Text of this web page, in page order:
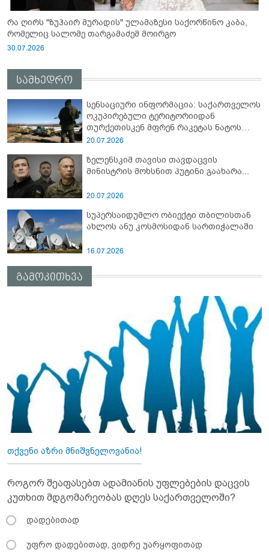
რა ღირს "ზუჰაირ მურადის" ულამაზესი საქორწინო კაბა,
რომელიც სალომე თარგამაძემ მოირგო
30.07.2026
სამხედრო
სენსაციური ინფორმაცია: საქართველოს
ოკუპირებული ტერიტორიიდან
თურქეთისკენ მფრენ რაკეტას ნატოს
სამიტი კინაღამ ჩაუშლია
20.07.2026
ზელენსკიმ თავისი თავდაცვის
მინისტრის მოხსნით პუტინი გაახარა...
20.07.2026
სუპერსაიდუმლო ობიექტი თბილისთან
ახლოს ანუ კოსმოსიდან სართიჭალაში
16.07.2026
გამოკითხვა
თქვენი აზრი მნიშვნელოვანია!
როგორ შეაფასებთ ადამიანის უფლებების დაცვის
კუთხით მდგომარეობას დღეს საქართველოში?
დადებითად
უფრო დადებითად, ვიდრე უარყოფითად